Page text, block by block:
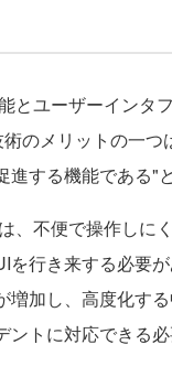
ユーザーインタ
のメリットの一つ
する機能である"
不便で操作しに
行き来する必要
加し、高度化す
トに対応できる必